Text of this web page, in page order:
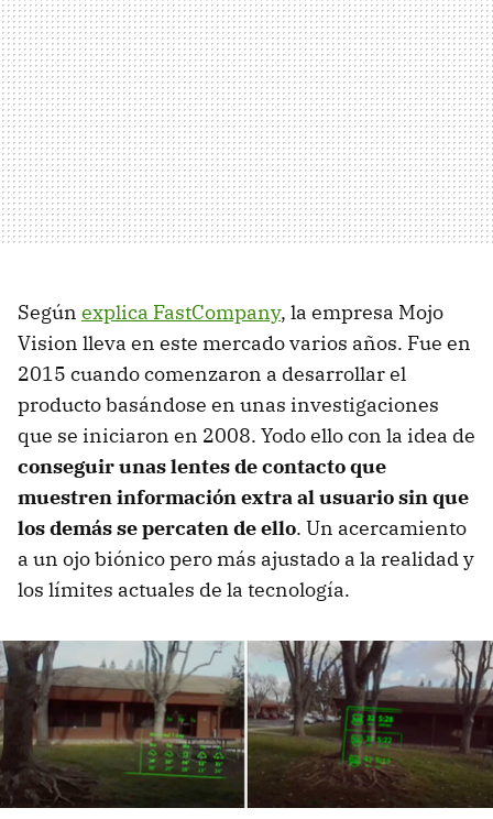
Según explica FastCompany, la empresa Mojo
Vision lleva en este mercado varios años. Fue en
2015 cuando comenzaron a desarrollar el
producto basándose en unas investigaciones
que se iniciaron en 2008. Yodo ello con la idea de
conseguir unas lentes de contacto que
muestren información extra al usuario sin que
los demás se percaten de ello. Un acercamiento
a un ojo biónico pero más ajustado a la realidad y
los límites actuales de la tecnología.